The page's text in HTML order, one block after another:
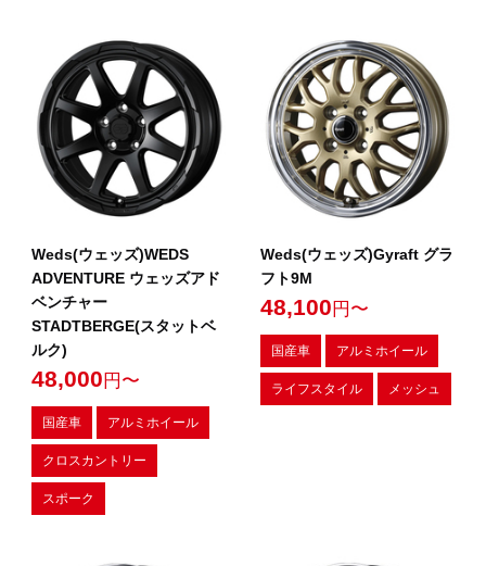
Weds(ウェッズ)WEDS
ADVENTURE ウェッズアド
ベンチャー
STADTBERGE(スタットベ
ルク)
48,000 円〜
国産車 アルミホイール
クロスカントリー
スポーク
Weds(ウェッズ)Gyraft グラ
フト9M
48,100 円〜
国産車 アルミホイール
ライフスタイル メッシュ